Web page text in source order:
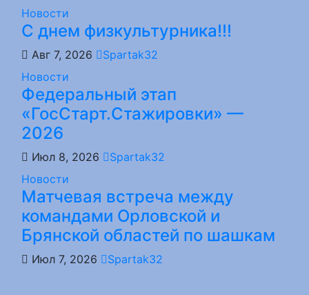
Новости
С днем физкультурника!!!
Авг 7, 2026
Spartak32
Новости
Федеральный этап
«ГосСтарт.Стажировки» —
2026
Июл 8, 2026
Spartak32
Новости
Матчевая встреча между
командами Орловской и
Брянской областей по шашкам
Июл 7, 2026 Spartak32